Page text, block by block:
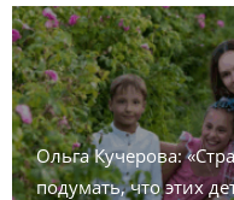
Ольга Кучерова:
подумать, что этих